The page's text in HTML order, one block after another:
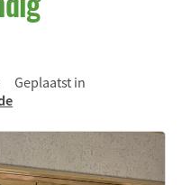
Geplaatst in